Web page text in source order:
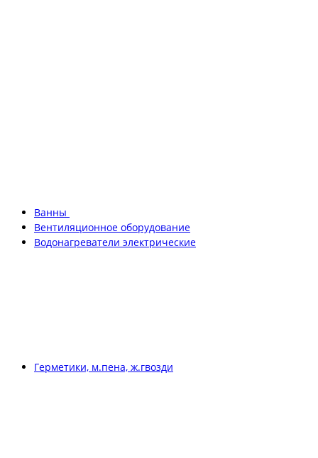
Ванны
Вентиляционное оборудование
Водонагреватели электрические
Герметики, м.пена, ж.гвозди